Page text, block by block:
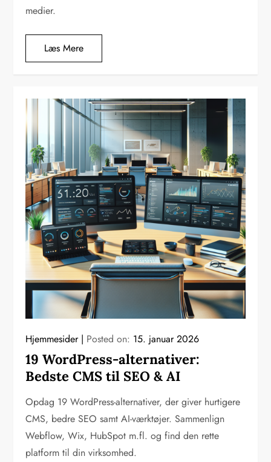
medier.
Læs Mere
Hjemmesider Posted on: 15. januar 2026
19 WordPress-alternativer:
Bedste CMS til SEO & AI
Opdag 19 WordPress-alternativer, der giver hurtigere
CMS, bedre SEO samt AI-værktøjer. Sammenlign
Webflow, Wix, HubSpot m.fl. og find den rette
platform til din virksomhed.